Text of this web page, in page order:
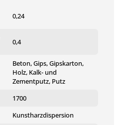
0,24
0,4
Beton, Gips, Gipskarton,
Holz, Kalk- und
Zementputz, Putz
1700
Kunstharzdispersion